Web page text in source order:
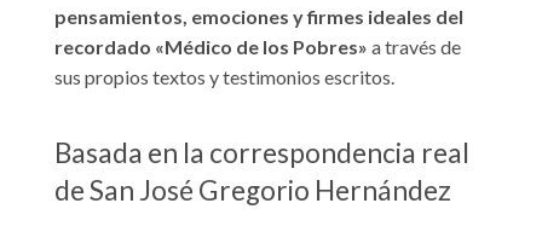
pensamientos, emociones y firmes ideales del
recordado «Médico de los Pobres» a través de
sus propios textos y testimonios escritos.
Basada en la correspondencia real
de San José Gregorio Hernández